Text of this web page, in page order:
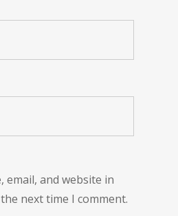
email, and website in
next time I comment.